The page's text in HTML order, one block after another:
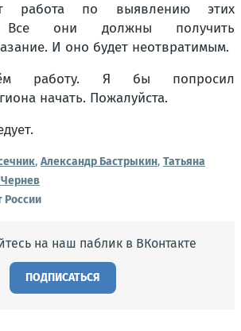
работа по выявлению этих
Все они должны получить
И оно будет неотвратимым.
работу. Я бы попросил
начать. Пожалуйста.
, Александр Бастрыкин, Татьяна
России
на наш паблик в ВКонтакте
ПОДПИСАТЬСЯ